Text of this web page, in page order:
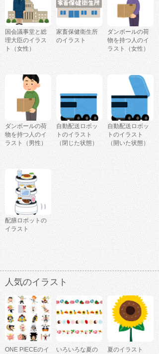
国会議事堂と総
理大臣のイラス
ト（女性）
家畜保健衛生所
のイラスト
ダンボールの荷
物を持つ人のイ
ラスト（女性）
ダンボールの荷
物を持つ人のイ
ラスト（男性）
自動配送ロボッ
トのイラスト
（閉じた状態）
自動配送ロボッ
トのイラスト
（開いた状態）
配膳ロボットの
イラスト
人気のイラスト
ONE PIECEのイ
いろいろな夏の
夏のイラスト